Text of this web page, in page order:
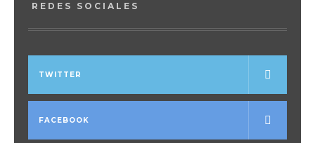
REDES SOCIALES
TWITTER
FACEBOOK